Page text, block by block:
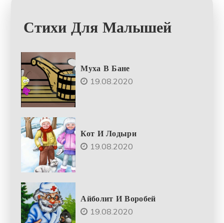
Стихи Для Малышей
Муха В Бане
19.08.2020
Кот И Лодыри
19.08.2020
Айболит И Воробей
19.08.2020